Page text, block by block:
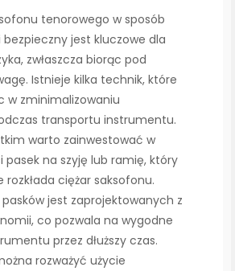
tenorowego w sposób
jest kluczowe dla
zwłaszcza biorąc pod
Istnieje kilka technik, które
w zminimalizowaniu
transportu instrumentu.
warto zainwestować w
pasek na szyję lub ramię, który
ciężar saksofonu.
jest zaprojektowanych z
co pozwala na wygodne
przez dłuższy czas.
rozważyć użycie